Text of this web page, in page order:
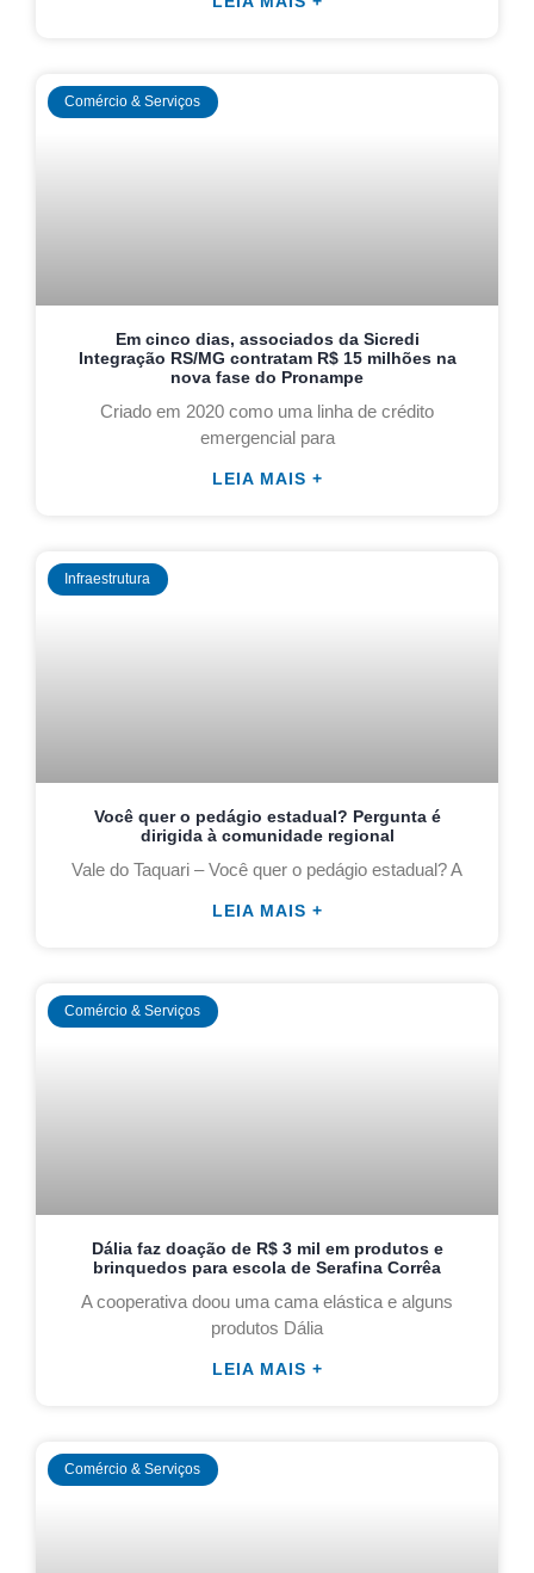
Comércio & Serviços
Em cinco dias, associados da Sicredi
Integração RS/MG contratam R$ 15 milhões na
nova fase do Pronampe
Criado em 2020 como uma linha de crédito
emergencial para
LEIA MAIS +
Infraestrutura
Você quer o pedágio estadual? Pergunta é
dirigida à comunidade regional
Vale do Taquari – Você quer o pedágio estadual? A
LEIA MAIS +
Comércio & Serviços
Dália faz doação de R$ 3 mil em produtos e
brinquedos para escola de Serafina Corrêa
A cooperativa doou uma cama elástica e alguns
produtos Dália
LEIA MAIS +
Comércio & Serviços